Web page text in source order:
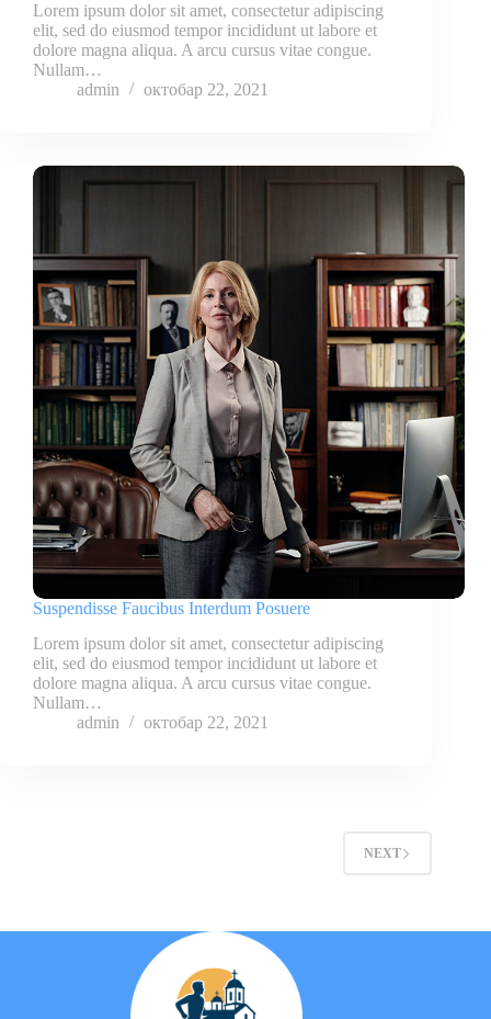
Lorem ipsum dolor sit amet, consectetur adipiscing
elit, sed do eiusmod tempor incididunt ut labore et
dolore magna aliqua. A arcu cursus vitae congue.
Nullam…
admin
октобар 22, 2021
Suspendisse Faucibus Interdum Posuere
Lorem ipsum dolor sit amet, consectetur adipiscing
elit, sed do eiusmod tempor incididunt ut labore et
dolore magna aliqua. A arcu cursus vitae congue.
Nullam…
admin
октобар 22, 2021
NEXT